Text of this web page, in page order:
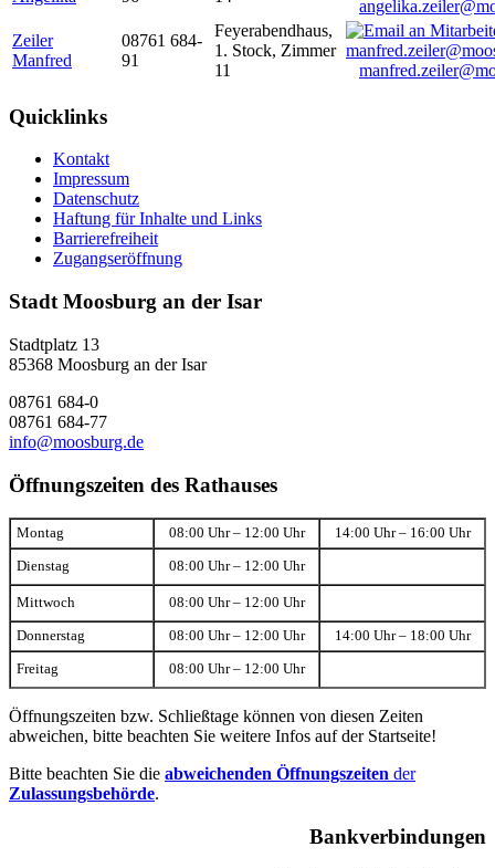
Zeiler
Manfred
08761 684-
91
Feyerabendhaus,
1. Stock, Zimmer
11
Quicklinks
Kontakt
Impressum
Datenschutz
Haftung für Inhalte und Links
Barrierefreiheit
Zugangseröffnung
Stadt Moosburg an der Isar
Stadtplatz 13
85368 Moosburg an der Isar
08761 684-0
08761 684-77
info@moosburg.de
Öffnungszeiten des Rathauses
Montag 08:00 Uhr – 12:00 Uhr 14:00 Uhr – 16:00 Uhr
Dienstag 08:00 Uhr – 12:00 Uhr
Mittwoch 08:00 Uhr – 12:00 Uhr
Donnerstag 08:00 Uhr – 12:00 Uhr 14:00 Uhr – 18:00 Uhr
Freitag 08:00 Uhr – 12:00 Uhr
Öffnungszeiten bzw. Schließtage können von diesen Zeiten
abweichen, bitte beachten Sie weitere Infos auf der Startseite!
Bitte beachten Sie die abweichenden Öffnungszeiten der
Zulassungsbehörde.
Bankverbindungen